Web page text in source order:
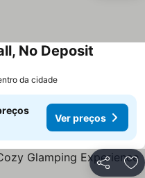
No Deposit
da cidade
Ver preços
Partilhar